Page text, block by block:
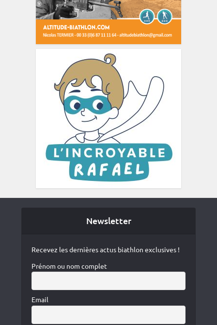
Newsletter
Recevez les dernières actus biathlon exclusives !
Prénom ou nom complet
Email